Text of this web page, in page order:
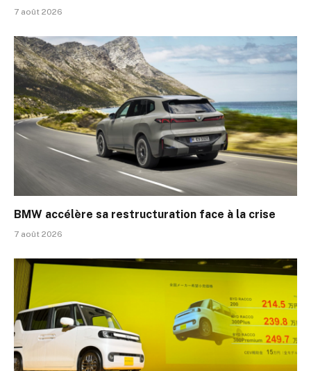
7 août 2026
BMW accélère sa restructuration face à la crise
7 août 2026